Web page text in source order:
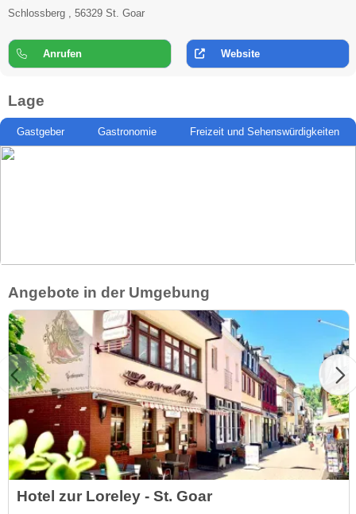
Schlossberg , 56329 St. Goar
Anrufen Website
Lage
Gastgeber Gastronomie Freizeit und Sehenswürdigkeiten
Angebote in der Umgebung
Hotel zur Loreley - St. Goar